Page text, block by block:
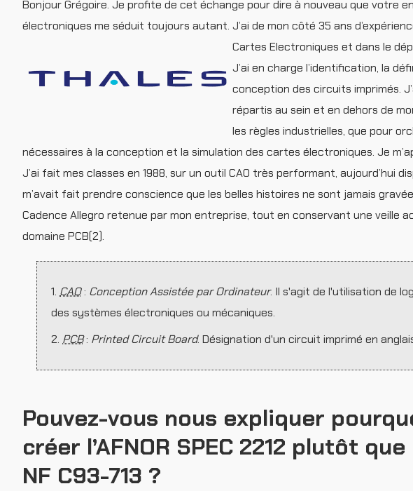
Bonjour Grégoire. Je profite de cet échange pour dire à nouveau que votre
électroniques me séduit toujours autant. J’ai de mon côté 35 ans
Cartes Electroniques et dans le
J’ai en charge l’identification, la
conception des circuits imprimés.
répartis au sein et en dehors de
les règles industrielles, que pour
nécessaires à la conception et la simulation des cartes électroniques. Je
J’ai fait mes classes en 1988, sur un outil CAO très performant, aujourd’hui
m’avait fait prendre conscience que les belles histoires ne sont jamais
Cadence Allegro retenue par mon entreprise, tout en conservant une veille
domaine PCB(2).
1. CAO: Conception Assistée par Ordinateur. Il s'agit de l'utilisation de
des systèmes électroniques ou mécaniques.
2. PCB: Printed Circuit Board. Désignation d'un circuit imprimé en
Pouvez-vous nous expliquer
créer l’AFNOR SPEC 2212 plutôt
NF C93-713 ?